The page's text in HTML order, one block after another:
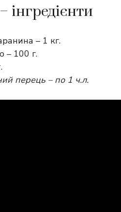
інгредієнти
– 1 кг.
– 100 г.
перець – по 1 ч.л.